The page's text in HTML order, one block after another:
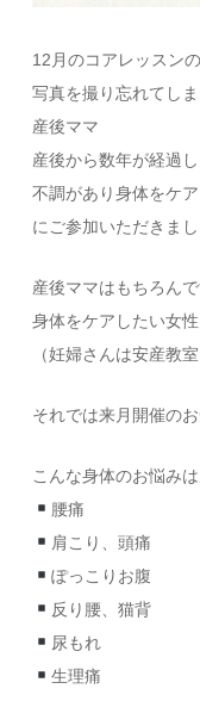
12月のコアレッスン
写真を撮り忘れてし
産後ママ
産後から数年が経過
不調があり身体をケ
にご参加いただきまし
産後ママはもちろん
身体をケアしたい女
（妊婦さんは安産教
それでは来月開催のお
こんな身体のお悩み
腰痛
肩こり、頭痛
ぽっこりお腹
反り腰、猫背
尿もれ
生理痛